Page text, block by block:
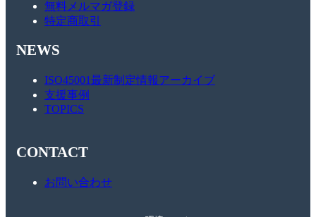
無料メルマガ登録
特定商取引
NEWS
ISO45001最新制定情報アーカイブ
支援事例
TOPICS
CONTACT
お問い合わせ